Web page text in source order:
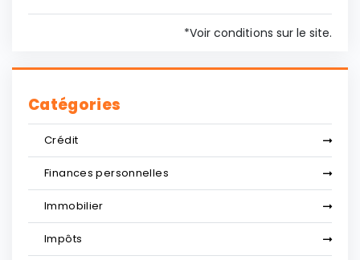
*Voir conditions sur le site.
Catégories
Crédit
Finances personnelles
Immobilier
Impôts